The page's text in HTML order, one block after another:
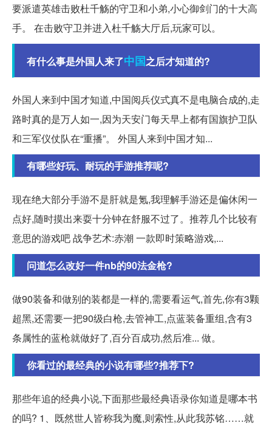
要派遣英雄击败杜千觞的守卫和小弟,小心御剑门的十大高
手。 在击败守卫并进入杜千觞大厅后,玩家可以。
有什么事是外国人来了中国之后才知道的?
外国人来到中国才知道,中国阅兵仪式真不是电脑合成的,走
路时真的是万人如一,因为天安门每天早上都有国旗护卫队
和三军仪仗队在“重播”。 外国人来到中国才知...
有哪些好玩、耐玩的手游推荐呢?
现在绝大部分手游不是肝就是氪,我理解手游还是偏休闲一
点好,随时摸出来耍十分钟在舒服不过了。推荐几个比较有
意思的游戏吧 战争艺术:赤潮 一款即时策略游戏,...
问道怎么改好一件nb的90法金枪?
做90装备和做别的装都是一样的,需要看运气,首先,你有3颗
超黑,还需要一把90级白枪,去管神工,点蓝装备重组,含有3
条属性的蓝枪就做好了,百分百成功,然后准... 做。
你看过的最经典的小说有哪些?推荐下?
那些年追的经典小说,下面那些最经典语录你知道是哪本书
的吗? 1、既然世人皆称我为魔,则索性,从此我苏铭……就